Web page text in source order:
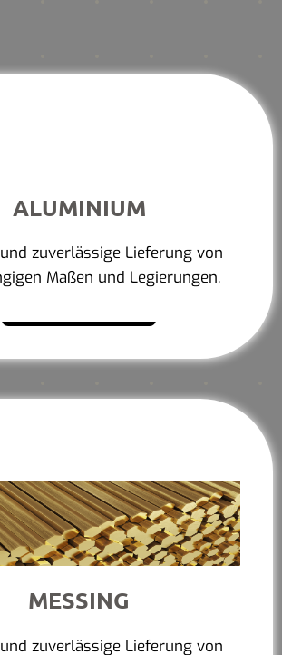
ALUMINIUM
zuverlässige Lieferung von
Maßen und Legierungen.
MESSING
zuverlässige Lieferung von